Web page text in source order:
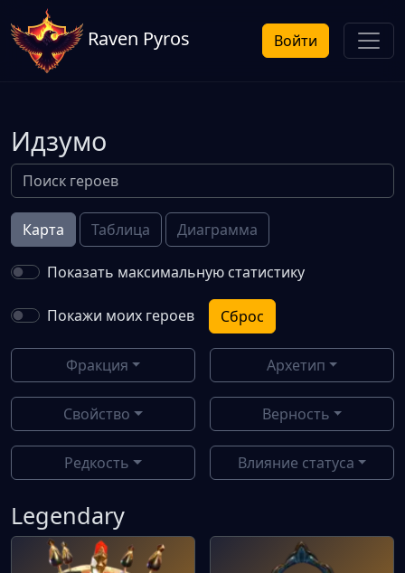
Raven Pyros Войти
Идзумо
Карта Таблица Диаграмма
Показать максимальную статистику
Покажи моих героев Сброс
Фракция Архетип
Свойство Верность
Редкость Влияние статуса
Legendary